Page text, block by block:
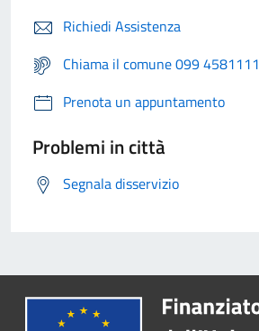
Richiedi Assistenza
Chiama il comune 099 4581111
Prenota un appuntamento
Problemi in città
Segnala disservizio